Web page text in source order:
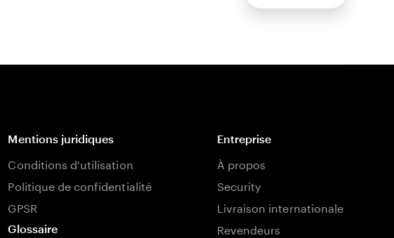
Mentions juridiques
Conditions d'utilisation
Politique de confidentialité
GPSR
Glossaire
Entreprise
À propos
Security
Livraison internationale
Revendeurs